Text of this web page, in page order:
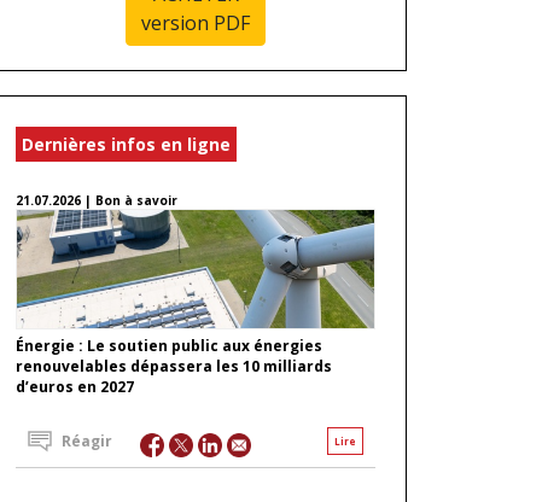
version PDF
Dernières infos en ligne
21.07.2026 | Bon à savoir
Énergie : Le soutien public aux énergies
renouvelables dépassera les 10 milliards
d’euros en 2027
Lire
Réagir